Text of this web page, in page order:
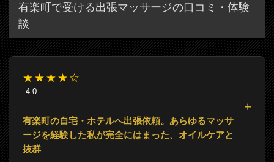
有楽町で受ける出張マッサージの口コミ・体験
談
★★★★☆
4.0
有楽町の自宅・ホテルへ出張依頼。あらゆるマッサ
ージを経験した私が完全にはまった、オイルケアと
抜群